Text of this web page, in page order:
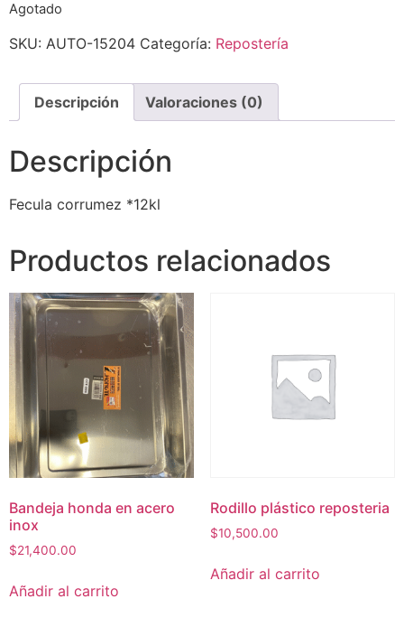
Agotado
SKU: AUTO-15204 Categoría: Repostería
Descripción Valoraciones (0)
Descripción
Fecula corrumez *12kl
Productos relacionados
Bandeja honda en acero
inox
$21,400.00
Añadir al carrito
Rodillo plástico reposteria
$10,500.00
Añadir al carrito